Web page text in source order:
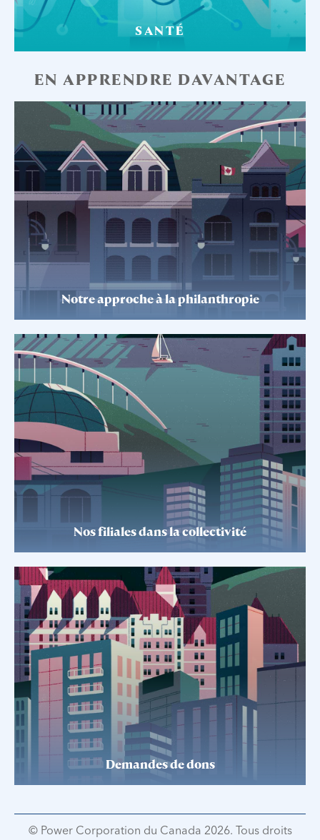
SANTÉ
EN APPRENDRE DAVANTAGE
Notre approche à la philanthropie
Nos filiales dans la collectivité
Demandes de dons
© Power Corporation du Canada 2026. Tous droits